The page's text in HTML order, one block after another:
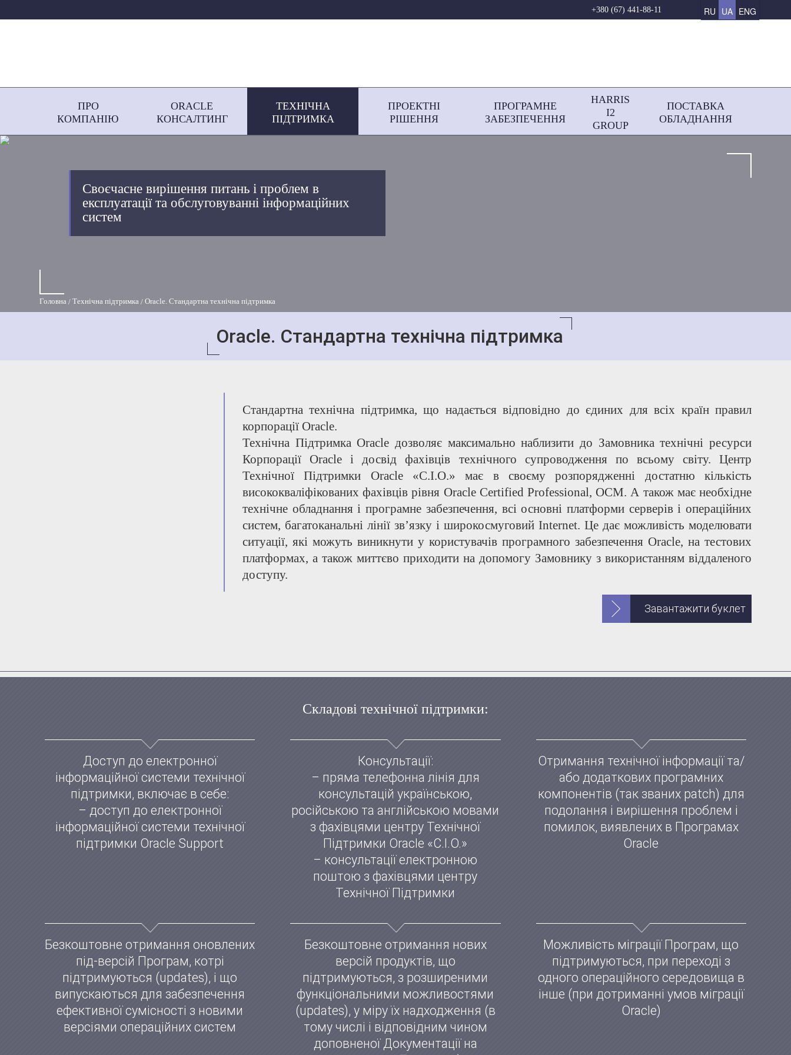
+380 (67) 441-88-11 RU UA ENG
ПРО
КОМПАНІЮ
ORACLE
КОНСАЛТИНГ
ТЕХНІЧНА
ПІДТРИМКА
ПРОЕКТНІ
РІШЕННЯ
ПРОГРАМНЕ
ЗАБЕЗПЕЧЕННЯ
HARRIS
І2
GROUP
ПОСТАВКА
ОБЛАДНАННЯ
Своєчасне вирішення питань і проблем в
експлуатації та обслуговуванні інформаційних
систем
Oracle. Стандартна технічна підтримка
Головна Технічна підтримка Oracle. Стандартна технічна підтримка
Стандартна технічна підтримка, що надається відповідно до єдиних для всіх країн правил
корпорації Oracle.
Технічна Підтримка Oracle дозволяє максимально наблизити до Замовника технічні ресурси
Корпорації Oracle і досвід фахівців технічного супроводження по всьому світу. Центр
Технічної Підтримки Oracle «С.І.О.» має в своєму розпорядженні достатню кількість
висококваліфікованих фахівців рівня Oracle Certified Professional, ОСМ. А також має необхідне
технічне обладнання і програмне забезпечення, всі основні платформи серверів і операційних
систем, багатоканальні лінії зв’язку і широкосмуговий Internet. Це дає можливість моделювати
ситуації, які можуть виникнути у користувачів програмного забезпечення Oracle, на тестових
платформах, а також миттєво приходити на допомогу Замовнику з використанням віддаленого
доступу.
Завантажити буклет
Складові технічної підтримки:
Доступ до електронної
інформаційної системи технічної
підтримки, включає в себе:
– доступ до електронної
інформаційної системи технічної
підтримки Oracle Support
Консультації:
– пряма телефонна лінія для
консультацій українською,
російською та англійською мовами
з фахівцями центру Технічної
Підтримки Oracle «С.І.О.»
– консультації електронною
поштою з фахівцями центру
Технічної Підтримки
Отримання технічної інформації та/
або додаткових програмних
компонентів (так званих patch) для
подолання і вирішення проблем і
помилок, виявлених в Програмах
Oracle
Безкоштовне отримання оновлених
під-версій Програм, котрі
підтримуються (updates), і що
випускаються для забезпечення
ефективної сумісності з новими
версіями операційних систем
Безкоштовне отримання нових
версій продуктів, що
підтримуються, з розширеними
функціональними можливостями
(updates), у міру їх надходження (в
тому числі і відповідним чином
доповненої Документації на
Можливість міграції Програм, що
підтримуються, при переході з
одного операційного середовища в
інше (при дотриманні умов міграції
Oracle)